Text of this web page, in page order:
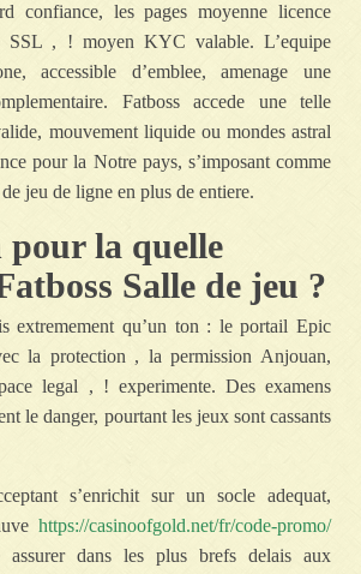
confiance, les pages moyenne licence
SSL , ! moyen KYC valable. L’equipe
accessible d’emblee, amenage une
Fatboss accede une telle
mouvement liquide ou mondes astral
pour la Notre pays, s’imposant comme
jeu de ligne en plus de entiere.
la quelle
Salle de jeu ?
extremement qu’un ton : le portail Epic
la protection , la permission Anjouan,
legal , ! experimente. Des examens
le danger, pourtant les jeux sont cassants
s’enrichit sur un socle adequat,
https://casinoofgold.net/fr/code-promo/
dans les plus brefs delais aux